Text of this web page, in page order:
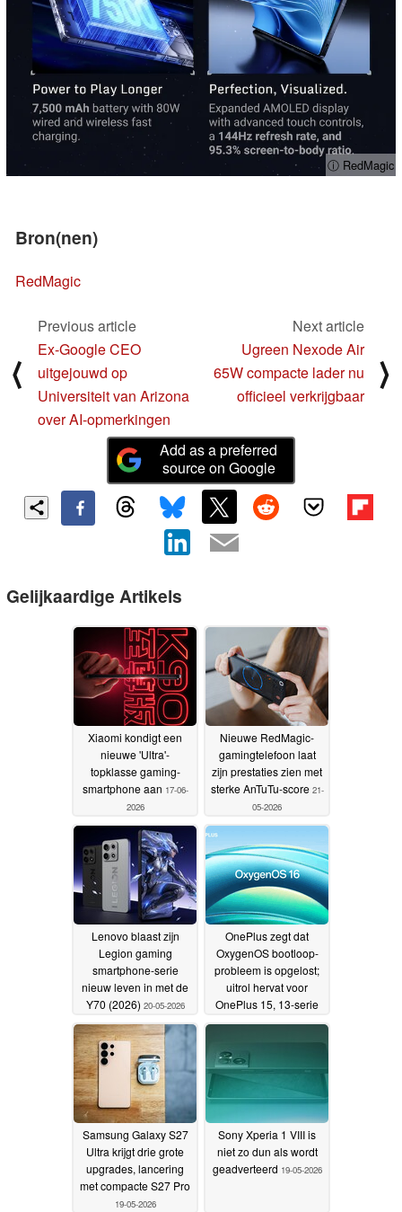
ⓘ RedMagic
Bron(nen)
RedMagic
⟨
Previous article
Ex-Google CEO
uitgejouwd op
Universiteit van Arizona
over AI-opmerkingen
Next article
Ugreen Nexode Air
65W compacte lader nu
officieel verkrijgbaar
⟩
Add as a preferred
source on Google
Gelijkaardige Artikels
Xiaomi kondigt een
nieuwe 'Ultra'-
topklasse gaming-
smartphone aan 17-06-
2026
Nieuwe RedMagic-
gamingtelefoon laat
zijn prestaties zien met
sterke AnTuTu-score 21-
05-2026
Lenovo blaast zijn
Legion gaming
smartphone-serie
nieuw leven in met de
Y70 (2026) 20-05-2026
OnePlus zegt dat
OxygenOS bootloop-
probleem is opgelost;
uitrol hervat voor
OnePlus 15, 13-serie
en Nord CE619-05-2026
Samsung Galaxy S27
Ultra krijgt drie grote
upgrades, lancering
met compacte S27 Pro
19-05-2026
Sony Xperia 1 VIII is
niet zo dun als wordt
geadverteerd 19-05-2026